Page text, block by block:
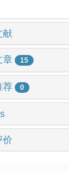
献
章 15
荐 0
价